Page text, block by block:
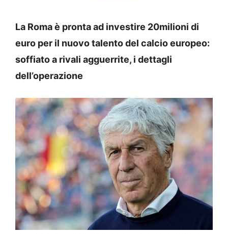
La Roma è pronta ad investire 20milioni di
euro per il nuovo talento del calcio europeo:
soffiato a rivali agguerrite, i dettagli
dell’operazione